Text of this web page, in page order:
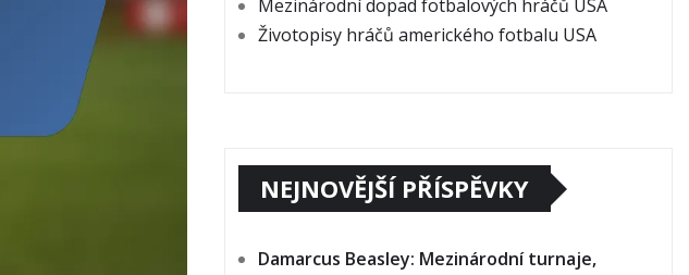
Mezinárodní dopad fotbalových hráčů USA
Životopisy hráčů amerického fotbalu USA
NEJNOVĚJŠÍ PŘÍSPĚVKY
Damarcus Beasley: Mezinárodní turnaje,